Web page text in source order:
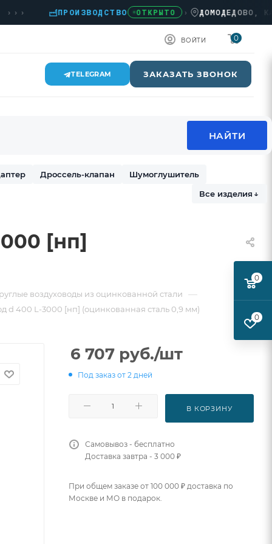
ПРОИЗВОДСТВО ОТКРЫТО › ДОМОДЕДОВО,
ВОЙТИ 0
TELEGRAM ЗАКАЗАТЬ ЗВОНОК
Дроссель-клапан
Шумоглушитель
Все изделия ↓
[нп]
воздуховоды из оцинкованной стали —
d 400 L-3000 [нп] (оцинкованная сталь 0,9 мм)
6 707 руб./шт
Под заказ от 2 дней
В КОРЗИНУ
Самовывоз - бесплатно
Доставка завтра - 3 000 ₽
При общем заказе от 100 000 ₽ доставка по
Москве и МО в подарок.
0
0